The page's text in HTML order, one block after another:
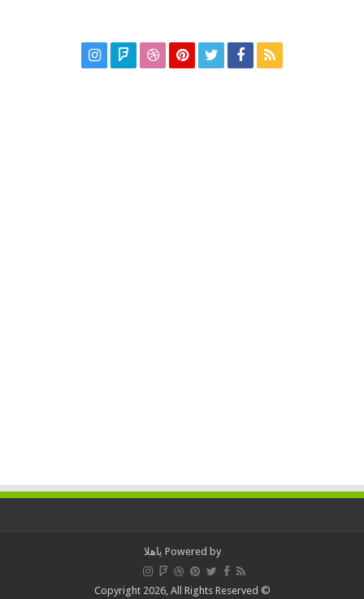
Powered by ياهلا
© Copyright 2026, All Rights Reserved